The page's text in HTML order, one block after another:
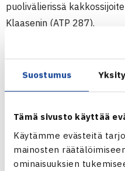
Suostumus
Tämä sivusto käyttää
Käytämme evästeitä
mainosten
ominaisuuksien
puolivälierissä
Klaasenin (ATP 287).
Nelinpelissä Heliövaara ja
jo loppuottelussa, jossa
Alexander Rumyantsevin
Valko-Venäjältä.
Miesten 15.000$ ITF
23.-29.5.2011 Andijan,